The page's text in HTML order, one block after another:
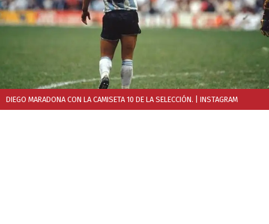
DIEGO MARADONA CON LA CAMISETA 10 DE LA SELECCIÓN. | INSTAGRAM